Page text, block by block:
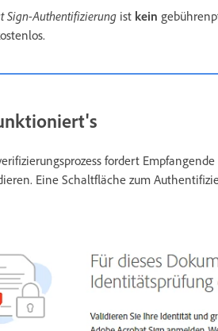
Sign-Authentifizierung ist kein
fordert
Eine Schaltfläche zum